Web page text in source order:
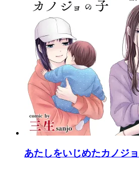
あたしをいじめたカノジ